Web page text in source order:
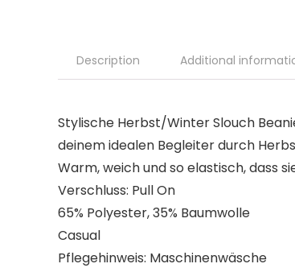
Description Additional
Stylische Herbst/Winter Slouch
deinem idealen Begleiter durch
Warm, weich und so elastisch, dass
Verschluss: Pull On
65% Polyester, 35% Baumwolle
Casual
Pflegehinweis: Maschinenwäsche